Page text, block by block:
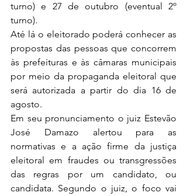
turno) e 27 de outubro (eventual 2º
turno).
Até lá o eleitorado poderá conhecer as
propostas das pessoas que concorrem
às prefeituras e às câmaras municipais
por meio da propaganda eleitoral que
será autorizada a partir do dia 16 de
agosto.
Em seu pronunciamento o juiz Estevão
José Damazo alertou para as
normativas e a ação firme da justiça
eleitoral em fraudes ou transgressões
das regras por um candidato, ou
candidata. Segundo o juiz, o foco vai